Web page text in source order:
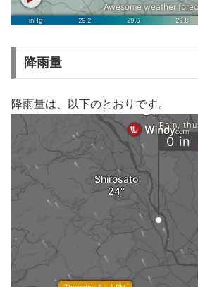
降雨量
降雨量は、以下のとおりです。